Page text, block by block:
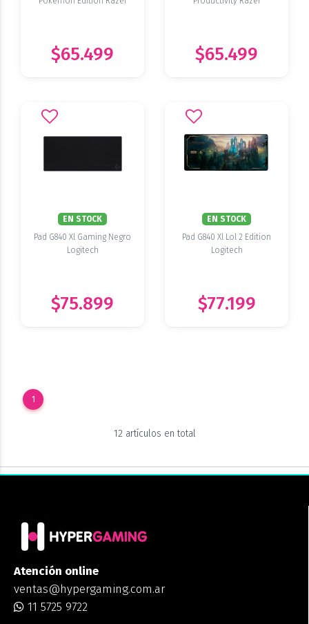
$65.499 $65.499
EN STOCK
Pad G840 Xl Gaming Negro
Logitech
$75.899
EN STOCK
Pad G840 Xl Lol 2 Edition
Logitech
$77.199
1
12 artículos en total
Atención online
ventas@hypergaming.com.ar
11 5725 9722